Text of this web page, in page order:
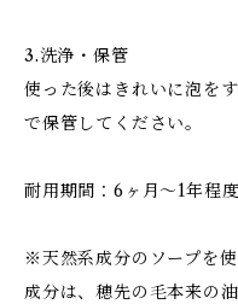
3.洗浄・保管
使った後はきれいに泡を
で保管してください。
耐用期間：6ヶ月～1年程度
※天然系成分のソープを
成分は、穂先の毛本来の